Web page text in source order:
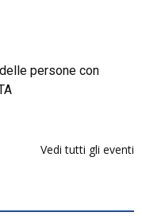
persone con
Vedi tutti gli eventi